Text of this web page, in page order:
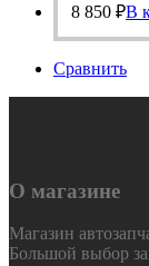
8 850 ₽В
Сравнить
О магазине
Магазин
Большой выбор